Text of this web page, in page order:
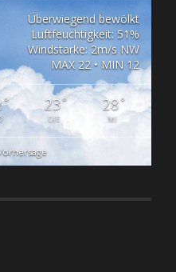
Überwiegend bewölkt
Luftfeuchtigkeit: 51%
Windstärke: 2m/s NW
MAX 22 • MIN 12
° 23°
DIE
28°
MI